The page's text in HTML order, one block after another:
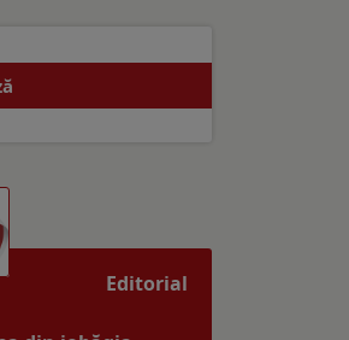
Editorial